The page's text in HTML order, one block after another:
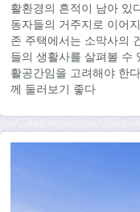
활환경의 흔적이 남아 있
동자들의 거주지로 이어
존 주택에서는 소막사의
들의 생활사를 살펴볼 수
활공간임을 고려해야 한
께 둘러보기 좋다